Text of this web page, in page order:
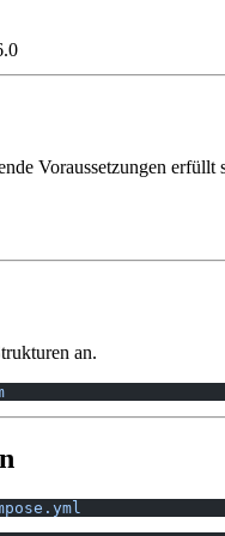
Voraussetzungen erfüllt
an.